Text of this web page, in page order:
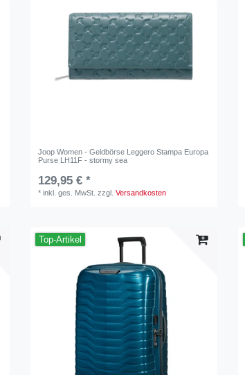
Joop Women - Geldbörse Leggero Stampa Europa
Purse LH11F - stormy sea
129,95 € *
*inkl. ges. MwSt. zzgl.Versandkosten
Top-Artikel